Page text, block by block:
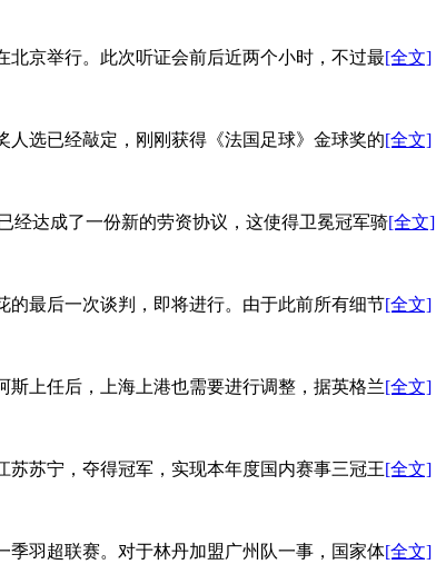
北京举行。此次听证会前后近两个小时，不过最[全文]
人选已经敲定，刚刚获得《法国足球》金球奖的[全文]
经达成了一份新的劳资协议，这使得卫冕冠军骑[全文]
的最后一次谈判，即将进行。由于此前所有细节[全文]
斯上任后，上海上港也需要进行调整，据英格兰[全文]
苏苏宁，夺得冠军，实现本年度国内赛事三冠王[全文]
羽超联赛。对于林丹加盟广州队一事，国家体[全文]